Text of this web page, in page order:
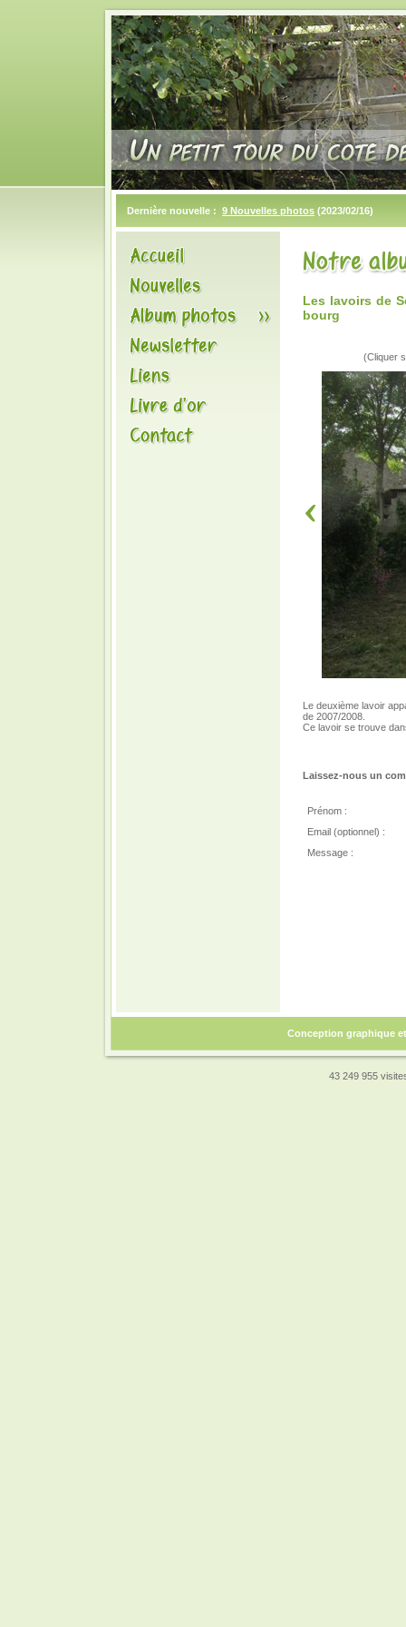
Dernière nouvelle : 9 Nouvelles photos (2023/02/16)
Les lavoirs de
bourg
(Cliquer
Le deuxième lavoir
de 2007/2008.
Ce lavoir se trouve
Laissez-nous un
Prénom :
Email (optionnel) :
Message :
Conception graphique
43 249 955